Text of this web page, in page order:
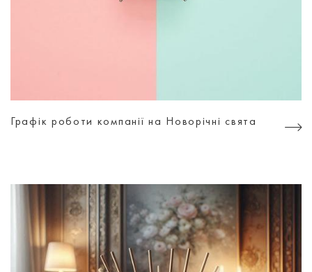
Графік роботи компанії на Новорічні свята